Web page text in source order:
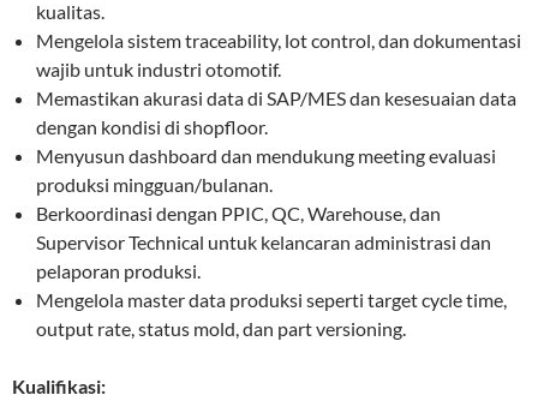
kualitas.
Mengelola sistem traceability, lot control, dan dokumentasi
wajib untuk industri otomotif.
Memastikan akurasi data di SAP/MES dan kesesuaian data
dengan kondisi di shopfloor.
Menyusun dashboard dan mendukung meeting evaluasi
produksi mingguan/bulanan.
Berkoordinasi dengan PPIC, QC, Warehouse, dan
Supervisor Technical untuk kelancaran administrasi dan
pelaporan produksi.
Mengelola master data produksi seperti target cycle time,
output rate, status mold, dan part versioning.
Kualifikasi: